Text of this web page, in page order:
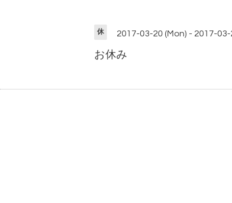
休 2017-03-20 (Mon) - 2017-03-
お休み